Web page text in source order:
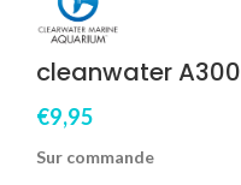
cleanwater A300
€9,95
Sur commande